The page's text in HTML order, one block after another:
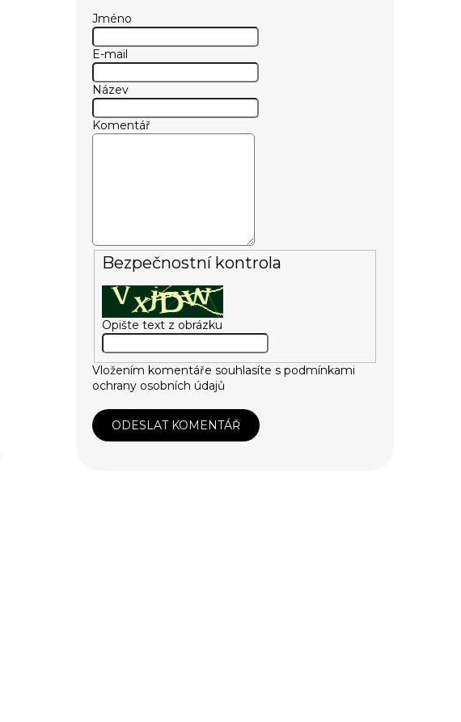
Jméno
E-mail
Název
Komentář
Bezpečnostní kontrola
Opište text z obrázku
Vložením komentáře souhlasíte spodmínkami
ochrany osobních údajů
ODESLAT KOMENTÁŘ